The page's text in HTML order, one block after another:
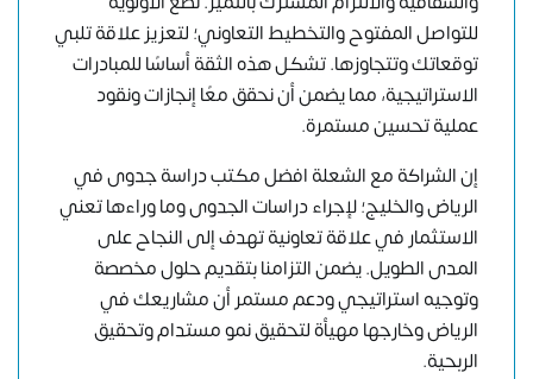
للتواصل المفتوح والتخطيط التعاوني؛ لتعزيز علاقة تلبي
توقعاتك وتتجاوزها. تشكل هذه الثقة أساسًا للمبادرات
الاستراتيجية، مما يضمن أن نحقق معًا إنجازات ونقود
عملية تحسين مستمرة.
إن الشراكة مع الشعلة افضل مكتب دراسة جدوى في
الرياض والخليج؛ لإجراء دراسات الجدوى وما وراءها تعني
الاستثمار في علاقة تعاونية تهدف إلى النجاح على
المدى الطويل. يضمن التزامنا بتقديم حلول مخصصة
وتوجيه استراتيجي ودعم مستمر أن مشاريعك في
الرياض وخارجها مهيأة لتحقيق نمو مستدام وتحقيق
الربحية.